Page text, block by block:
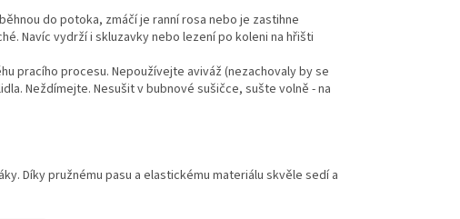
do potoka, zmáčí je ranní rosa nebo je zastihne
Navíc vydrží i skluzavky nebo lezení po koleni na hřišti
pracího procesu. Nepoužívejte aviváž (nezachovaly by se
Neždímejte. Nesušit v bubnové sušičce, sušte volně - na
Díky pružnému pasu a elastickému materiálu skvěle sedí a